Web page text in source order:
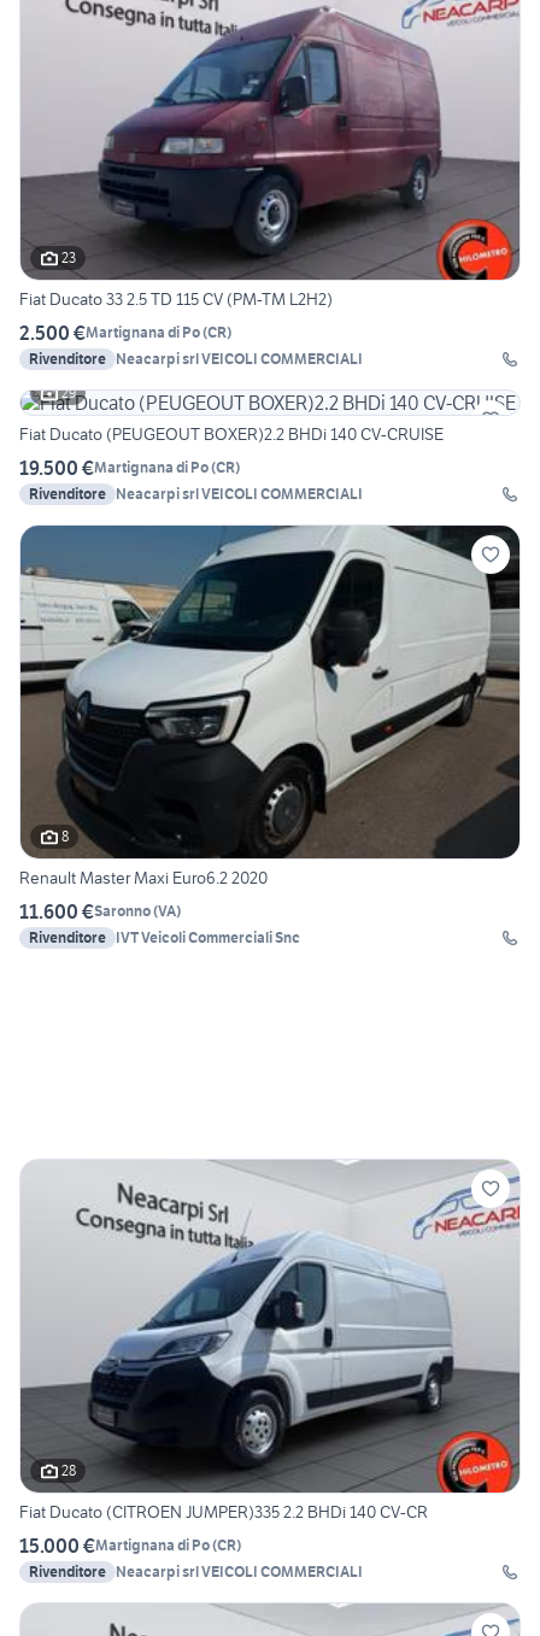
23
Fiat Ducato 33 2.5 TD 115 CV (PM-TM L2H2)
2.500 €Martignana di Po(CR)
Rivenditore Neacarpi srl VEICOLI COMMERCIALI
29
Fiat Ducato (PEUGEOUT BOXER)2.2 BHDi 140 CV-CRUISE
19.500 €Martignana di Po(CR)
Rivenditore Neacarpi srl VEICOLI COMMERCIALI
8
Renault Master Maxi Euro6.2 2020
11.600 €Saronno(VA)
Rivenditore
IVT Veicoli Commerciali Snc
28
Fiat Ducato (CITROEN JUMPER)335 2.2 BHDi 140 CV-CR
15.000 €Martignana di Po(CR)
Rivenditore Neacarpi srl VEICOLI COMMERCIALI